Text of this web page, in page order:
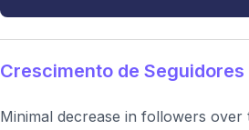
Crescimento de
Minimal decrease in followers over